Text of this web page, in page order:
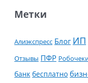
Метки
Алиэкспресс Блог ИП
Отзывы ПФР
банк бесплатно